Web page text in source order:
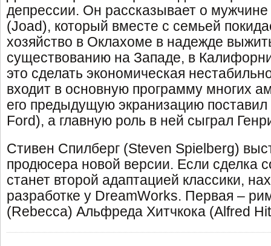
депрессии. Он рассказывает о
(Joad), который вместе с семьей
хозяйство в Оклахоме в надежде
существованию на Западе, в
это сделать экономическая
входит в основную программу многих
его предыдущую экранизацию
Ford), а главную роль в ней сыграл
Стивен Спилберг (Steven Spielberg)
продюсера новой версии. Если сделка
станет второй адаптацией классики,
разработке у DreamWorks. Первая –
(Rebecca) Альфреда Хитчкока (Alfred